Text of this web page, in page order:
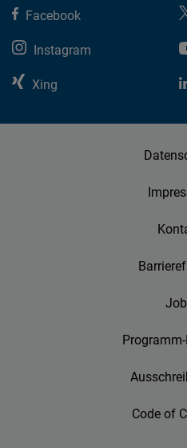
Facebook
Instagram
Xing
Code of